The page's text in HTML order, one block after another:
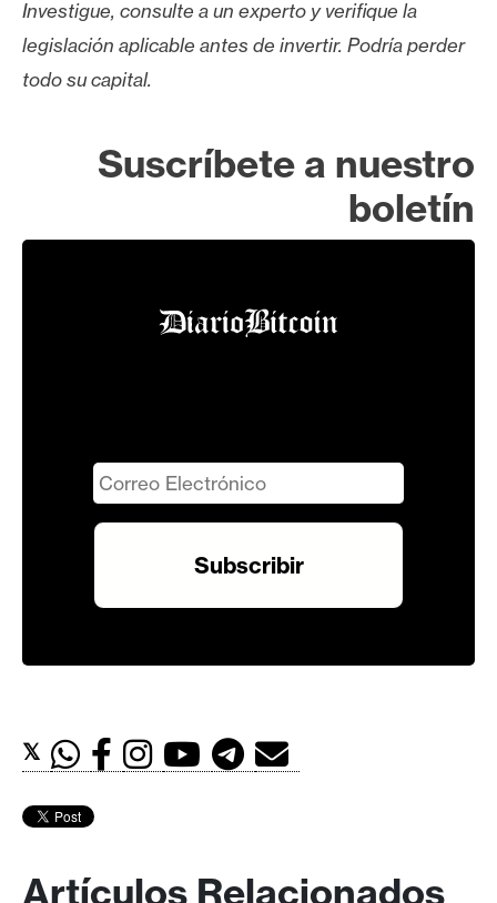
Investigue, consulte a un experto y verifique la
legislación aplicable antes de invertir. Podría perder
todo su capital.
Suscríbete a nuestro
boletín
𝕏
Artículos Relacionados